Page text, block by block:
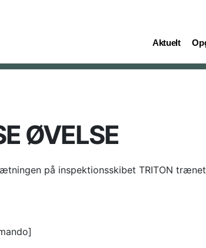
Aktuelt
(current)
ØVELSE
på inspektionsskibet TRITON